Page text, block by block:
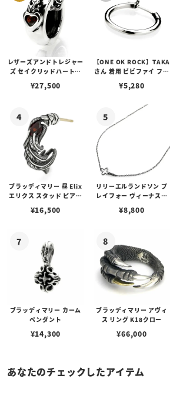
レザーズアンドトレジャー
ズ セイクリッドハートピ
¥27,500
【ONE OK ROCK】TAKA
さん 着用 ビビファイ フー
¥5,280
ブラッディマリー 昼 Elix
エリクス スタッド ピアス
¥16,500
リリーエルランドソン プ
レイフォー ヴィーナスチ
¥8,800
ブラッディマリー カーム
ペンダント
¥14,300
ブラッディマリー アヴィ
ス リング K18クロー
¥66,000
あなたのチェックしたアイテム